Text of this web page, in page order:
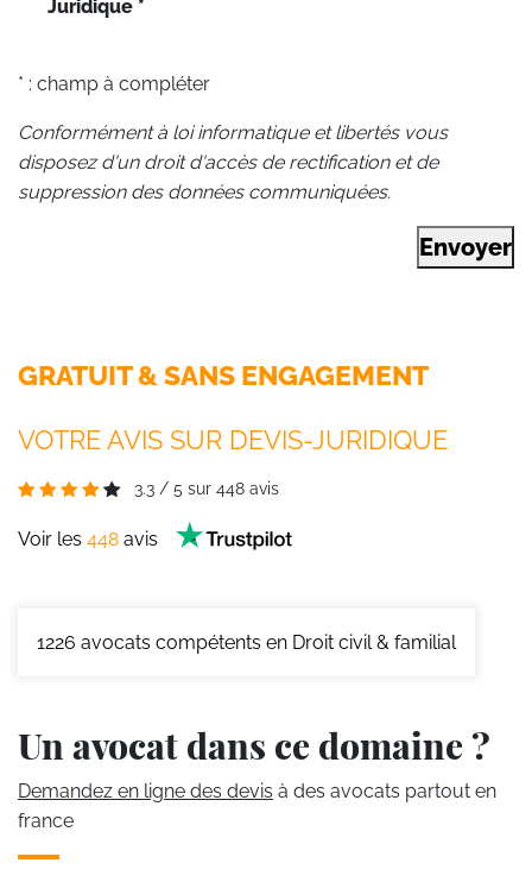
Juridique *
* : champ à compléter
Conformément à loi informatique et libertés vous
disposez d'un droit d'accès de rectification et de
suppression des données communiquées.
Envoyer
GRATUIT & SANS ENGAGEMENT
VOTRE AVIS SUR DEVIS-JURIDIQUE
3.3 / 5 sur 448 avis
Voir les 448 avis
1226 avocats compétents en Droit civil & familial
Un avocat dans ce domaine ?
Demandez en ligne des devis à des avocats partout en
france